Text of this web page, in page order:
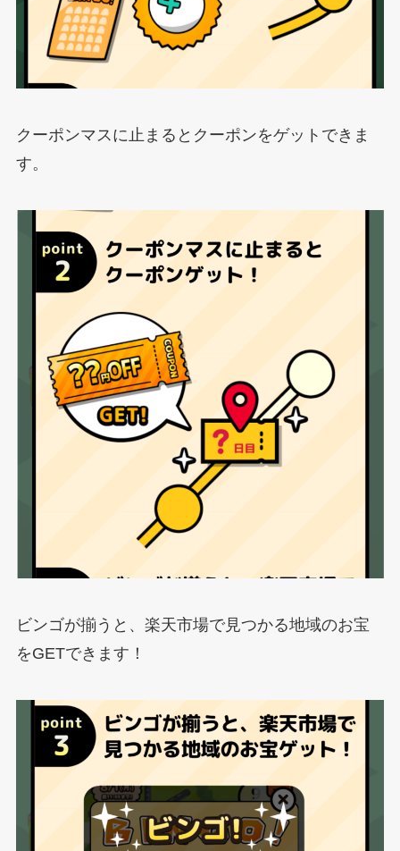
クーポンマスに止まるとクーポンをゲットできま
す。
ビンゴが揃うと、楽天市場で見つかる地域のお宝
をGETできます！